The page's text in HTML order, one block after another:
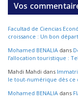
Vos
Facultad de Ciencias
croissance : Un bon
Mohamed BENALIA dans
l’allocation touristique :
Mahdi Mahdi dans
le tout-numérique dès ce
Mohamed BENALIA dans